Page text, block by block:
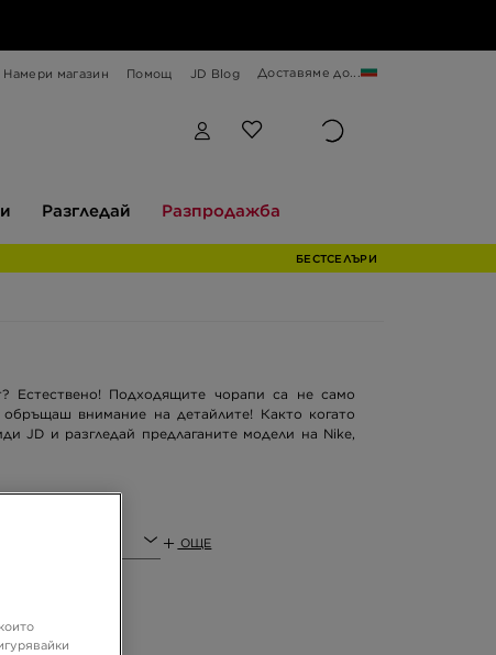
Намери магазин Помощ JD Blog Доставяме до...
Разгледай Разпродажба
БЕСТСЕЛЪРИ
Естествено! Подходящите чорапи са не само
внимание на детайлите! Както когато
JD и разгледай предлаганите модели на Nike,
ОЩЕ